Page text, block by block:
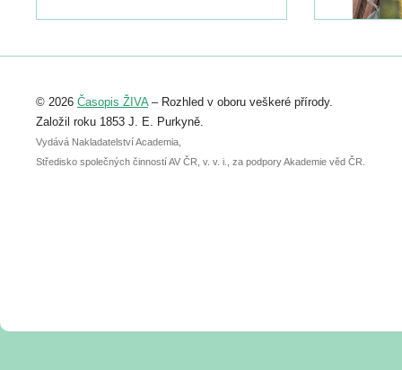
Registrovat se můžete do 6. září.
abstraktu přihlášené přednášky nebo
posteru je už 30. června.
© 2026 Časopis ŽIVA– Rozhled v oboru veškeré přírody.
Založil roku 1853 J. E. Purkyně.
Vydává Nakladatelství Academia,
Středisko společných činností AV ČR, v. v. i., za podpory Akademie věd ČR.